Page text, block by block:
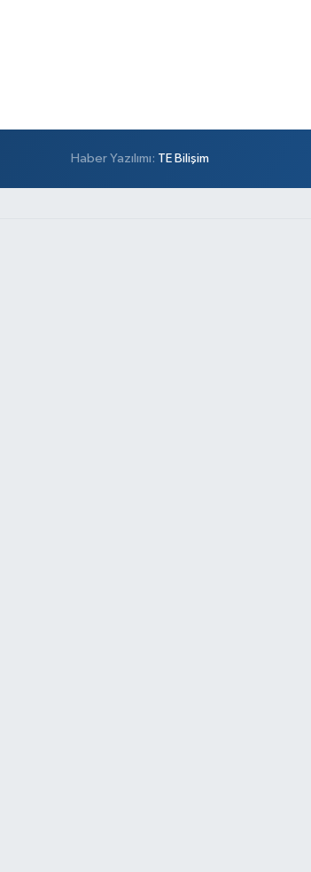
Haber Yazılımı: TE Bilişim